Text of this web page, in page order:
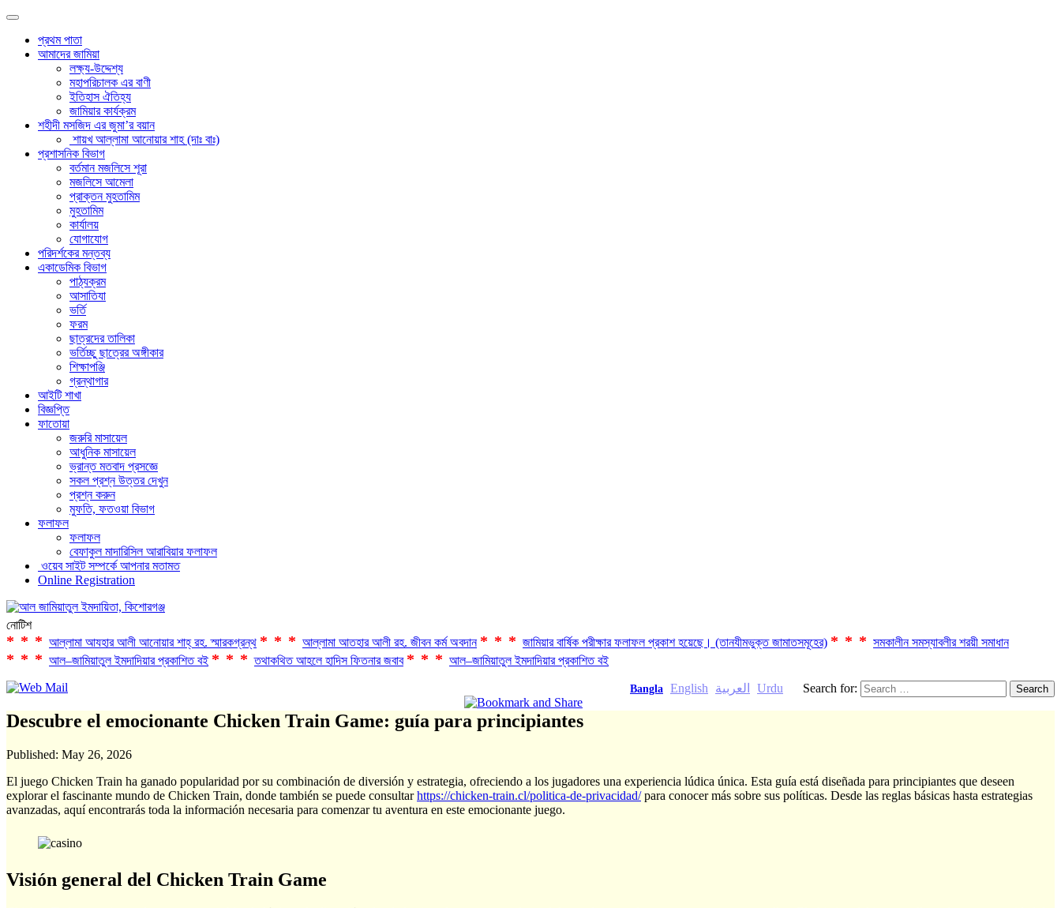
প্রথম পাতা
আমাদের জামিয়া
লক্ষ্য-উদ্দেশ্য
মহাপরিচালক এর বাণী
ইতিহাস ঐতিহ্য
জামিয়ার কার্যক্রম
শহীদী মসজিদ এর জুমা’র বয়ান
শায়খ আল্লামা আনোয়ার শাহ (দাঃ বাঃ)
প্রশাসনিক বিভাগ
বর্তমান মজলিসে শূরা
মজলিসে আমেলা
প্রাক্তন মুহতামিম
মুহতামিম
কার্যালয়
যোগাযোগ
পরিদর্শকের মন্তব্য
একাডেমিক বিভাগ
পাঠ্যক্রম
আসাতিযা
ভর্তি
ফরম
ছাত্রদের তালিকা
ভর্তিচ্ছু ছাত্রের অঙ্গীকার
শিক্ষাপঞ্জি
গ্রন্থাগার
আইটি শাখা
বিজ্ঞপ্তি
ফাতোয়া
জরুরি মাসায়েল
আধুনিক মাসায়েল
ভ্রান্ত মতবাদ প্রসজ্ঞে
সকল প্রশ্ন উত্তর দেখুন
প্রশ্ন করুন
মুফতি, ফতওয়া বিভাগ
ফলাফল
ফলাফল
বেফাকুল মাদারিসিল আরাবিয়ার ফলাফল
ওয়েব সাইট সম্পর্কে আপনার মতামত
Online Registration
নোটিশ
*** আল্লামা আযহার আলী আনোয়ার শাহ্‌ রহ. স্মারকগ্রন্থ *** আল্লামা আতহার আলী রহ. জীবন কর্ম অবদান *** জামিয়ার বার্ষিক পরীক্ষার ফলাফল প্রকাশ হয়েছে। (তানযীমভুক্ত জামাতসমূহের) *** সমকালীন সমস্যাবলীর শরয়ী সমাধান
*** আল–জামিয়াতুল ইমদাদিয়ার প্রকাশিত বই ***তথাকথিত আহলে হাদিস ফিতনার জবাব *** আল–জামিয়াতুল ইমদাদিয়ার প্রকাশিত বই
Search for:
Bangla English العربية Urdu
Descubre el emocionante Chicken Train Game: guía para principiantes
Published: May 26, 2026
El juego Chicken Train ha ganado popularidad por su combinación de diversión y estrategia, ofreciendo a los jugadores una experiencia lúdica única. Esta guía está diseñada para principiantes que deseen
explorar el fascinante mundo de Chicken Train, donde también se puede consultarhttps://chicken-train.cl/politica-de-privacidad/para conocer más sobre sus políticas. Desde las reglas básicas hasta estrategias
avanzadas, aquí encontrarás toda la información necesaria para comenzar tu aventura en este emocionante juego.
Visión general del Chicken Train Game